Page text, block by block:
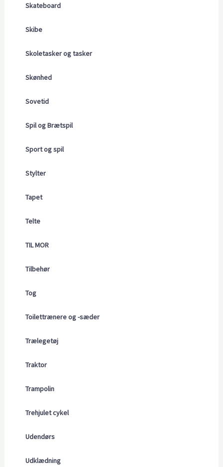
Skateboard
Skibe
Skoletasker og tasker
Skønhed
Sovetid
Spil og Brætspil
Sport og spil
Stylter
Tapet
Telte
TIL MOR
Tilbehør
Tog
Toilettrænere og -sæder
Trælegetøj
Traktor
Trampolin
Trehjulet cykel
Udendørs
Udklædning